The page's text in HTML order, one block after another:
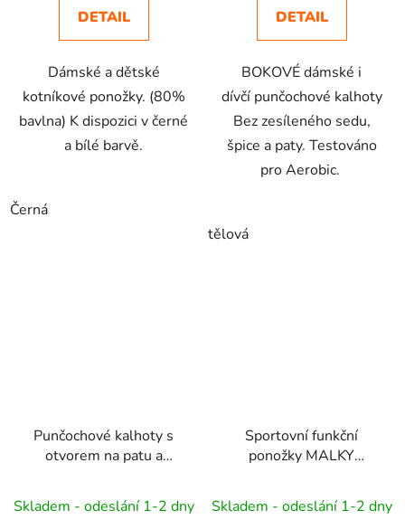
DETAIL
Dámské a dětské
kotníkové ponožky. (80%
bavlna) K dispozici v černé
a bílé barvě.
Černá
DETAIL
BOKOVÉ dámské i
dívčí punčochové kalhoty
Bez zesíleného sedu,
špice a paty. Testováno
pro Aerobic.
tělová
Punčochové kalhoty s
otvorem na patu a
Skladem - odeslání 1-2 dny
Sportovní funkční
ponožky MALKY
aerobic
Skladem - odeslání 1-2 dny